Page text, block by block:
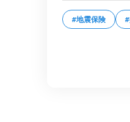
#地震保険